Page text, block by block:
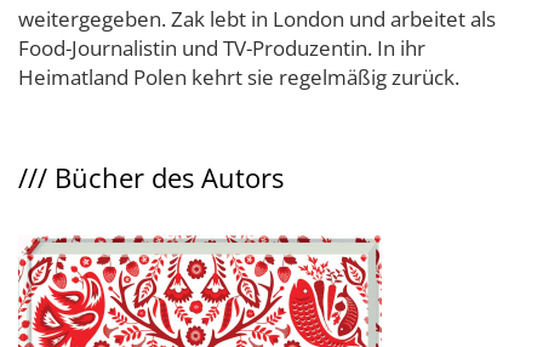
weitergegeben. Zak lebt in London und arbeitet als
Food-Journalistin und TV-Produzentin. In ihr
Heimatland Polen kehrt sie regelmäßig zurück.
/// Bücher des Autors